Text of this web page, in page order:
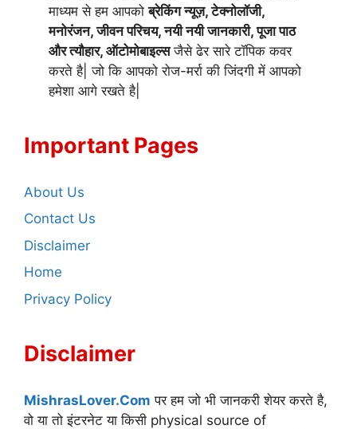
माध्यम से हम आपकोब्रेकिंग न्यूज़, टेक्नोलॉजी,
मनोरंजन, जीवन परिचय, नयी नयी जानकारी, पूजा पाठ
और त्यौहार, ऑटोमोबाइल्सजैसे ढेर सारे टॉपिक कवर
करते है| जो कि आपको रोज-मर्रा की जिंदगी में आपको
हमेशा आगे रखते है|
Important Pages
About Us
Contact Us
Disclaimer
Home
Privacy Policy
Disclaimer
MishrasLover.Com पर हम जो भी जानकरी शेयर करते है,
वो या तो इंटरनेट या किसी physical source of